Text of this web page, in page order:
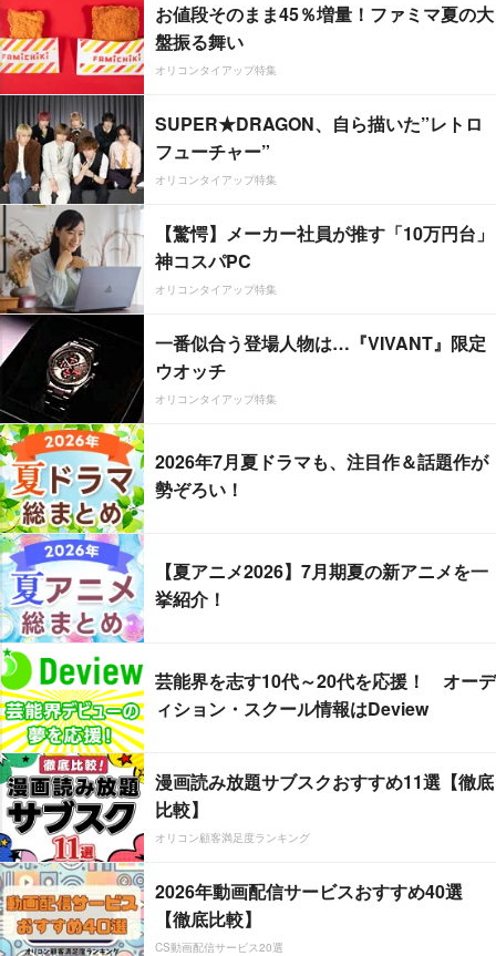
お値段そのまま45％増量！ファミマ夏の大
盤振る舞い
オリコンタイアップ特集
SUPER★DRAGON、自ら描いた”レトロ
フューチャー”
オリコンタイアップ特集
【驚愕】メーカー社員が推す「10万円台」
神コスパPC
オリコンタイアップ特集
一番似合う登場人物は…『VIVANT』限定
ウオッチ
オリコンタイアップ特集
2026年7月夏ドラマも、注目作＆話題作が
勢ぞろい！
【夏アニメ2026】7月期夏の新アニメを一
挙紹介！
芸能界を志す10代～20代を応援！ オーデ
ィション・スクール情報はDeview
漫画読み放題サブスクおすすめ11選【徹底
比較】
オリコン顧客満足度ランキング
2026年動画配信サービスおすすめ40選
【徹底比較】
CS動画配信サービス20選